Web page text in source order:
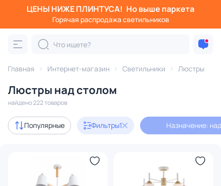
ЦЕНЫ НИЖЕ ПЛИНТУСА! Но выше паркета
Горячая распродажа светильников
Главная Интернет-магазин Светильники Люстры
Люстры над столом
найдено 222 товаров
Популярные Фильтры1 Назначение:
Фильтры
Категория:
подвесные потолочные
Акции 25
Дизайнерский свет 39